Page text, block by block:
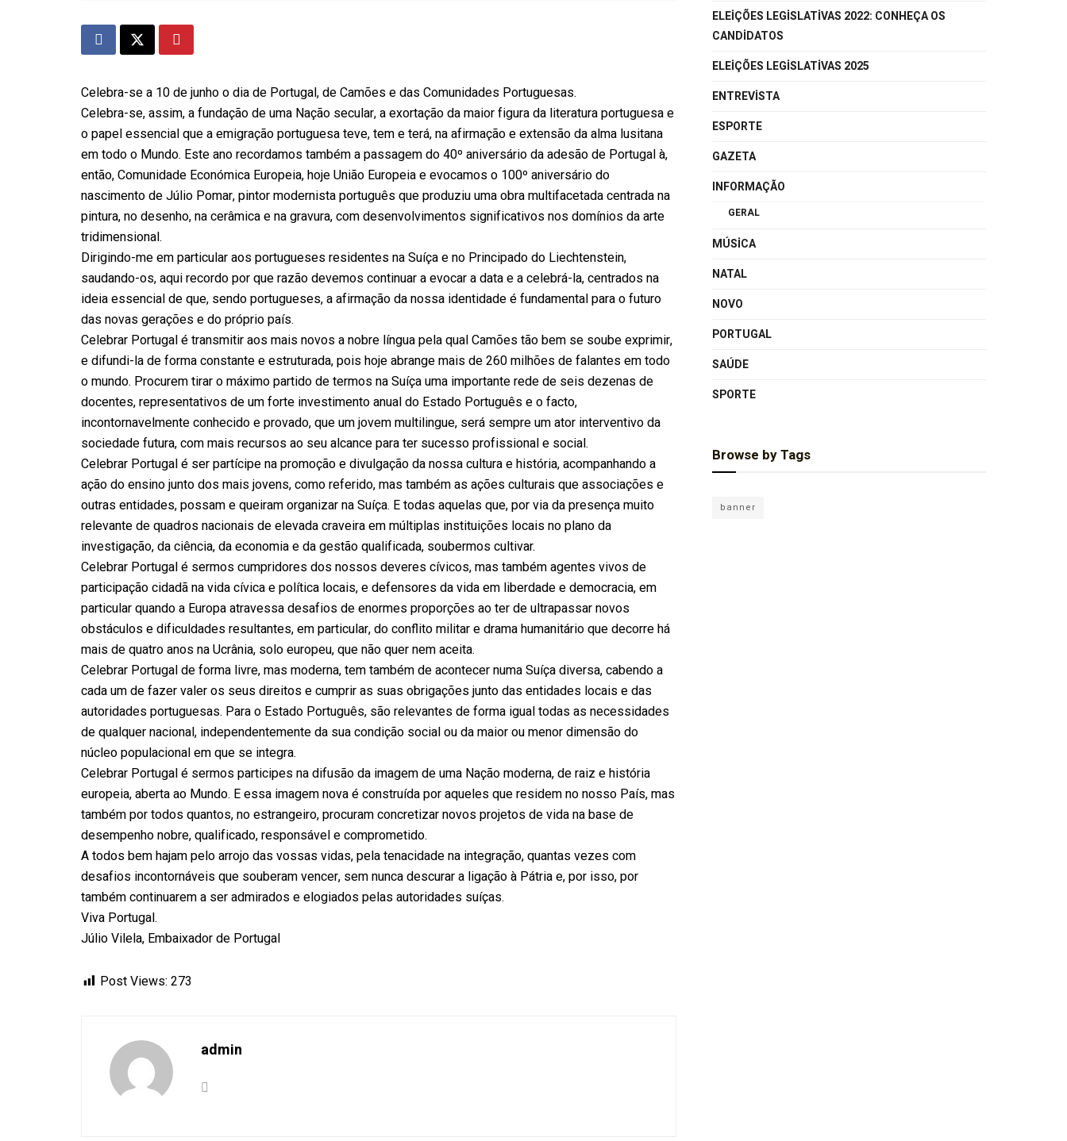
Celebra-se a 10 de junho o dia de Portugal, de Camões e das Comunidades Portuguesas.
Celebra-se, assim, a fundação de uma Nação secular, a exortação da maior figura da literatura portuguesa e
o papel essencial que a emigração portuguesa teve, tem e terá, na afirmação e extensão da alma lusitana
em todo o Mundo. Este ano recordamos também a passagem do 40º aniversário da adesão de Portugal à,
então, Comunidade Económica Europeia, hoje União Europeia e evocamos o 100º aniversário do
nascimento de Júlio Pomar, pintor modernista português que produziu uma obra multifacetada centrada na
pintura, no desenho, na cerâmica e na gravura, com desenvolvimentos significativos nos domínios da arte
tridimensional.
Dirigindo-me em particular aos portugueses residentes na Suíça e no Principado do Liechtenstein,
saudando-os, aqui recordo por que razão devemos continuar a evocar a data e a celebrá-la, centrados na
ideia essencial de que, sendo portugueses, a afirmação da nossa identidade é fundamental para o futuro
das novas gerações e do próprio país.
Celebrar Portugal é transmitir aos mais novos a nobre língua pela qual Camões tão bem se soube exprimir,
e difundi-la de forma constante e estruturada, pois hoje abrange mais de 260 milhões de falantes em todo
o mundo. Procurem tirar o máximo partido de termos na Suíça uma importante rede de seis dezenas de
docentes, representativos de um forte investimento anual do Estado Português e o facto,
incontornavelmente conhecido e provado, que um jovem multilingue, será sempre um ator interventivo da
sociedade futura, com mais recursos ao seu alcance para ter sucesso profissional e social.
Celebrar Portugal é ser partícipe na promoção e divulgação da nossa cultura e história, acompanhando a
ação do ensino junto dos mais jovens, como referido, mas também as ações culturais que associações e
outras entidades, possam e queiram organizar na Suíça. E todas aquelas que, por via da presença muito
relevante de quadros nacionais de elevada craveira em múltiplas instituições locais no plano da
investigação, da ciência, da economia e da gestão qualificada, soubermos cultivar.
Celebrar Portugal é sermos cumpridores dos nossos deveres cívicos, mas também agentes vivos de
participação cidadã na vida cívica e política locais, e defensores da vida em liberdade e democracia, em
particular quando a Europa atravessa desafios de enormes proporções ao ter de ultrapassar novos
obstáculos e dificuldades resultantes, em particular, do conflito militar e drama humanitário que decorre há
mais de quatro anos na Ucrânia, solo europeu, que não quer nem aceita.
Celebrar Portugal de forma livre, mas moderna, tem também de acontecer numa Suíça diversa, cabendo a
cada um de fazer valer os seus direitos e cumprir as suas obrigações junto das entidades locais e das
autoridades portuguesas. Para o Estado Português, são relevantes de forma igual todas as necessidades
de qualquer nacional, independentemente da sua condição social ou da maior ou menor dimensão do
núcleo populacional em que se integra.
Celebrar Portugal é sermos participes na difusão da imagem de uma Nação moderna, de raiz e história
europeia, aberta ao Mundo. E essa imagem nova é construída por aqueles que residem no nosso País, mas
também por todos quantos, no estrangeiro, procuram concretizar novos projetos de vida na base de
desempenho nobre, qualificado, responsável e comprometido.
A todos bem hajam pelo arrojo das vossas vidas, pela tenacidade na integração, quantas vezes com
desafios incontornáveis que souberam vencer, sem nunca descurar a ligação à Pátria e, por isso, por
também continuarem a ser admirados e elogiados pelas autoridades suíças.
Viva Portugal.
Júlio Vilela, Embaixador de Portugal
Post Views: 273
admin
ELEIÇÕES LEGISLATIVAS 2022: CONHEÇA OS
CANDIDATOS
ELEIÇÕES LEGISLATIVAS 2025
ENTREVISTA
ESPORTE
GAZETA
INFORMAÇÃO
GERAL
MÚSICA
NATAL
NOVO
PORTUGAL
SAÚDE
SPORTE
Browse by Tags
banner